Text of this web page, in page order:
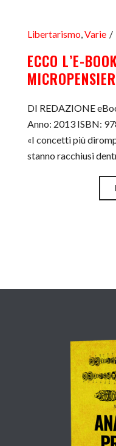
Libertarismo Varie
ECCO L’E-
DI REDAZIONE
Anno: 2013 ISBN:
«I concetti più
stanno racchiusi